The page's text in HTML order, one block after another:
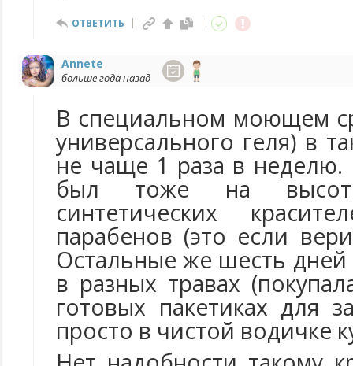
ОТВЕТИТЬ
Annete
больше года назад
В специальном моющем
универсального геля) в
не чаще 1 раза в неделю.
был тоже на
синтетических
парабенов (это если
Остальные же шесть дней
в разных травах
готовых пакетиках для
просто в чистой водичке